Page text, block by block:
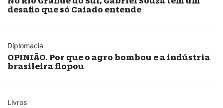
desafio que só Caiado entende
Diplomacia
OPINIÃO. Por que o agro bombou e a indústria
brasileira flopou
Livros